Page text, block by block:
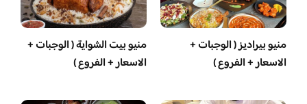
منيو بيراديز ( الوجبات +
الاسعار + الفروع )
منيو بيت الشواية ( الوجبات +
الاسعار + الفروع )